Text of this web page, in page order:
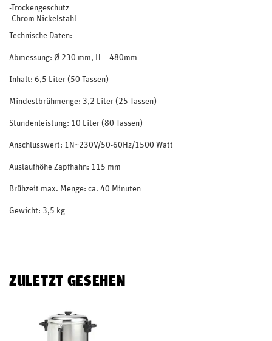
-Trockengeschutz
-Chrom Nickelstahl
Technische Daten:
Abmessung: Ø 230 mm, H = 480mm
Inhalt: 6,5 Liter (50 Tassen)
Mindestbrühmenge: 3,2 Liter (25 Tassen)
Stundenleistung: 10 Liter (80 Tassen)
Anschlusswert: 1N~230V/50-60Hz/1500 Watt
Auslaufhöhe Zapfhahn: 115 mm
Brühzeit max. Menge: ca. 40 Minuten
Gewicht: 3,5 kg
ZULETZT GESEHEN